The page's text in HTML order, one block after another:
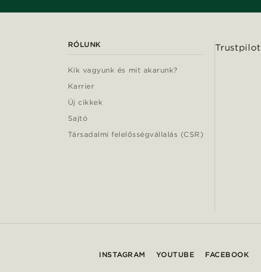
RÓLUNK
Kik vagyunk és mit akarunk?
Karrier
Új cikkek
Sajtó
Társadalmi felelősségvállalás (CSR)
Trustpilot
INSTAGRAM YOUTUBE FACEBOOK